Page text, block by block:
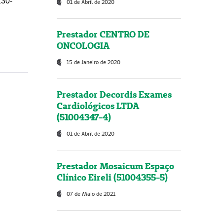
01 de Abril de 2020
Prestador CENTRO DE
ONCOLOGIA
15 de Janeiro de 2020
Prestador Decordis Exames
Cardiológicos LTDA
(51004347-4)
01 de Abril de 2020
Prestador Mosaicum Espaço
Clínico Eireli (51004355-5)
07 de Maio de 2021